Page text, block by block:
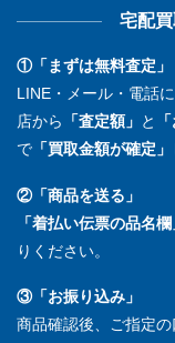
宅配買
①「まずは無料査定」
LINE・メール・電話
店から
「査定額」 と
で 「買取金額が確定」
②「商品を送る」
「着払い伝票の品名欄
りください。
③「お振り込み」
商品確認後、ご指定の